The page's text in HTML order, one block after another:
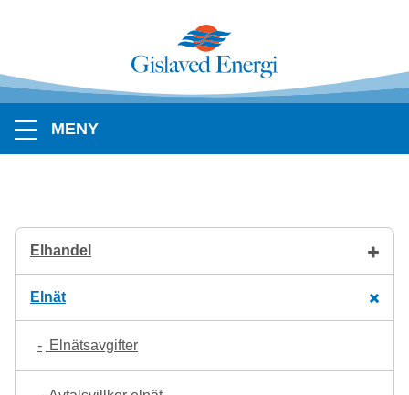
MENY
Elhandel
Elnät
Elnätsavgifter